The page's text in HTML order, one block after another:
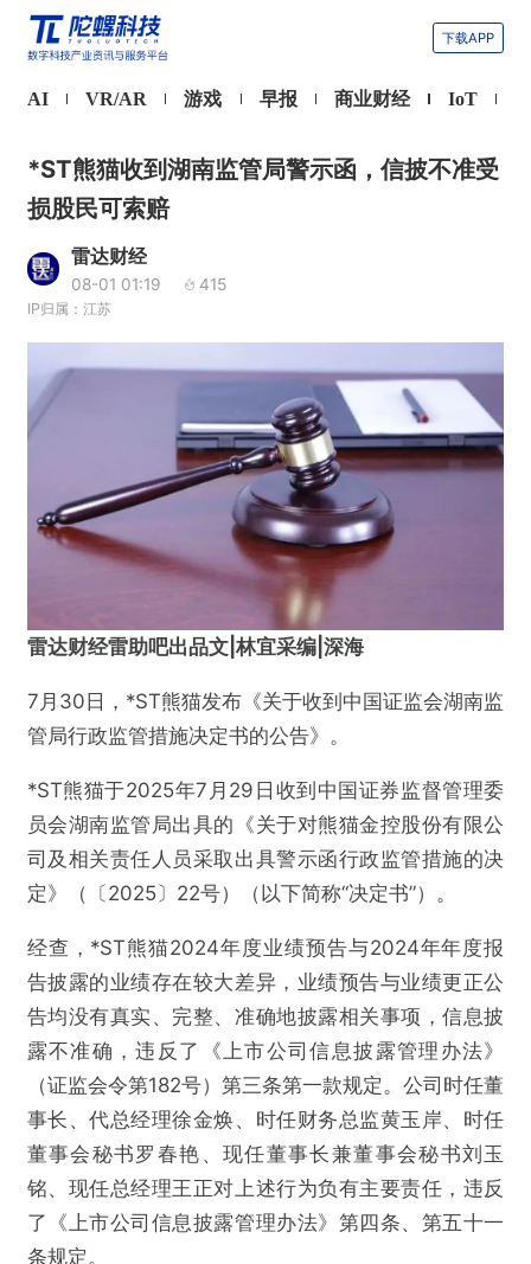
下载APP
AI VR/AR 游戏 早报 商业财经 IoT
*ST熊猫收到湖南监管局警示函，信披不准受
损股民可索赔
雷达财经
08-01 01:19 415
IP归属：江苏
雷达财经雷助吧出品文|林宜采编|深海
7月30日，*ST熊猫发布《关于收到中国证监会湖南监
管局行政监管措施决定书的公告》。
*ST熊猫于2025年7月29日收到中国证券监督管理委
员会湖南监管局出具的《关于对熊猫金控股份有限公
司及相关责任人员采取出具警示函行政监管措施的决
定》（〔2025〕22号）（以下简称“决定书”）。
经查，*ST熊猫2024年度业绩预告与2024年年度报
告披露的业绩存在较大差异，业绩预告与业绩更正公
告均没有真实、完整、准确地披露相关事项，信息披
露不准确，违反了《上市公司信息披露管理办法》
（证监会令第182号）第三条第一款规定。公司时任董
事长、代总经理徐金焕、时任财务总监黄玉岸、时任
董事会秘书罗春艳、现任董事长兼董事会秘书刘玉
铭、现任总经理王正对上述行为负有主要责任，违反
了《上市公司信息披露管理办法》第四条、第五十一
条规定。